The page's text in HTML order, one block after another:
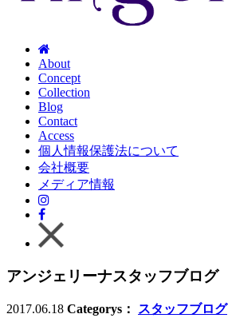
About
Concept
Collection
Blog
Contact
Access
個人情報保護法について
会社概要
メディア情報
アンジェリーナスタッフブログ
2017.06.18 Categorys： スタッフブログ